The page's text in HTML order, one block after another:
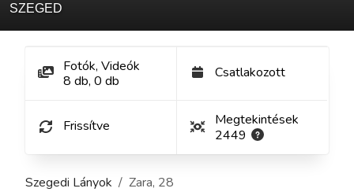
SZEGED
Fotók, Videók
8 db, 0 db Csatlakozott
Frissítve
Megtekintések
2449
Szegedi Lányok Zara, 28